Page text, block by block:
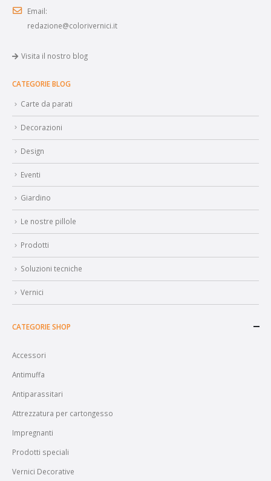
Email:
redazione@colorivernici.it
Visita il nostro blog
CATEGORIE BLOG
Carte da parati
Decorazioni
Design
Eventi
Giardino
Le nostre pillole
Prodotti
Soluzioni tecniche
Vernici
CATEGORIE SHOP
Accessori
Antimuffa
Antiparassitari
Attrezzatura per cartongesso
Impregnanti
Prodotti speciali
Vernici Decorative